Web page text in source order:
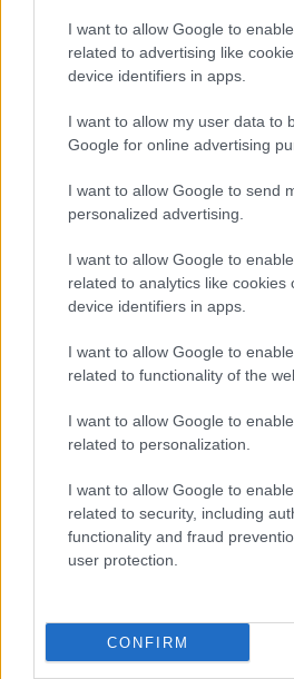
I want to allow Google to
related to advertising like
device identifiers in apps.
I want to allow my user data to
Google for online advertising
I want to allow Google to send
personalized advertising.
I want to allow Google to
related to analytics like cookies
device identifiers in apps.
I want to allow Google to
related to functionality of the
I want to allow Google to
related to personalization.
I want to allow Google to
related to security, including
functionality and fraud
user protection.
CONFIRM
συγγνώμη και να μην
ψηφοδέλτια τουΣΥΡΙΖΑ.
επικρότησε την απόφασή
Τα αντίμετρα